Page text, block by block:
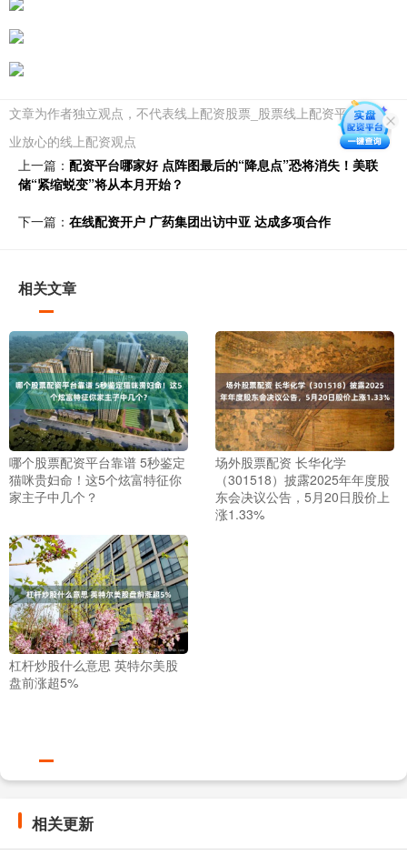
文章为作者独立观点，不代表线上配资股票_股票线上配资平台_专
业放心的线上配资观点
上一篇： 配资平台哪家好 点阵图最后的“降息点”恐将消失！美联
储“紧缩蜕变”将从本月开始？
下一篇： 在线配资开户 广药集团出访中亚 达成多项合作
相关文章
哪个股票配资平台靠谱 5秒鉴定
猫咪贵妇命！这5个炫富特征你
家主子中几个？
场外股票配资 长华化学
（301518）披露2025年年度股
东会决议公告，5月20日股价上
涨1.33%
杠杆炒股什么意思 英特尔美股
盘前涨超5%
相关更新